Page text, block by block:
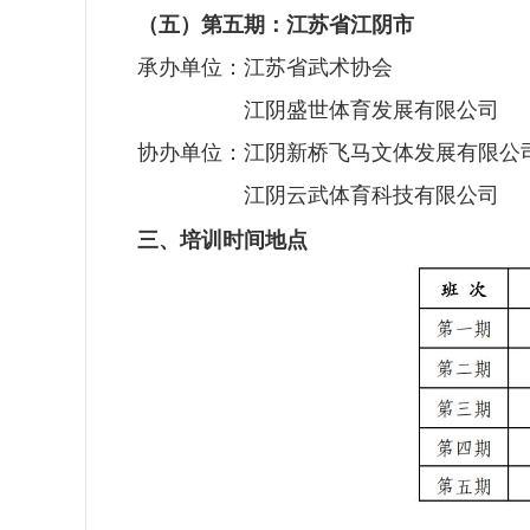
（五）第五期：江苏省江阴市
承办单位：江苏省武术协会
江阴盛世体育发展有限公司
协办单位：江阴新桥飞马文体发展有限公
江阴云武体育科技有限公司
三、培训时间地点